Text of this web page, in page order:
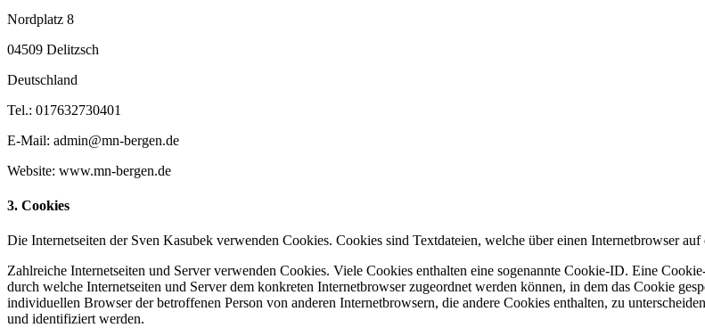
Nordplatz 8
04509 Delitzsch
Deutschland
Tel.: 017632730401
E-Mail: admin@mn-bergen.de
Website: www.mn-bergen.de
3. Cookies
Die Internetseiten der Sven Kasubek verwenden Cookies. Cookies sind Textdateien, welche über einen Internetbrowser
Zahlreiche Internetseiten und Server verwenden Cookies. Viele Cookies enthalten eine sogenannte Cookie-ID. Eine
durch welche Internetseiten und Server dem konkreten Internetbrowser zugeordnet werden können, in dem das Cookie
individuellen Browser der betroffenen Person von anderen Internetbrowsern, die andere Cookies enthalten, zu
und identifiziert werden.